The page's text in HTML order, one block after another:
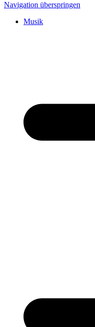
Navigation überspringen
Musik